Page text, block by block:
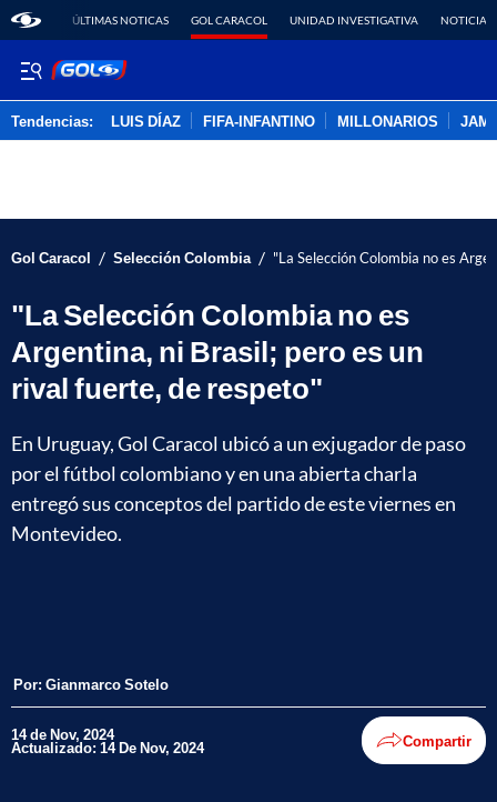
ÚLTIMAS NOTICAS GOL CARACOL UNIDAD INVESTIGATIVA NOTICIAS
Tendencias: LUIS DÍAZ FIFA-INFANTINO MILLONARIOS
Gol Caracol / Selección Colombia / "La Selección Colombia no es
"La Selección Colombia no es
Argentina, ni Brasil; pero es un
rival fuerte, de respeto"
En Uruguay, Gol Caracol ubicó a un exjugador de paso
por el fútbol colombiano y en una abierta charla
entregó sus conceptos del partido de este viernes en
Montevideo.
Por: Gianmarco Sotelo
14 de Nov, 2024
Actualizado: 14 De Nov, 2024 Compartir